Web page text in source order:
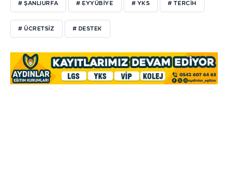
# ŞANLIURFA # EYYÜBİYE # YKS # TERCİH
# ÜCRETSİZ # DESTEK